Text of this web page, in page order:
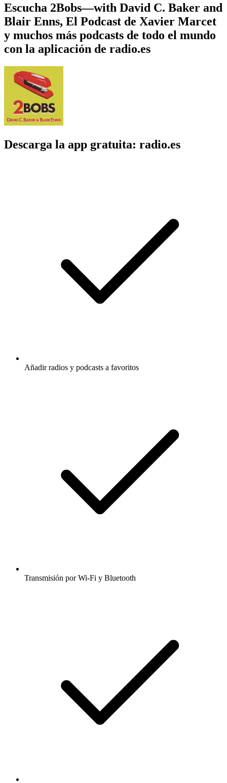
Escucha 2Bobs—with David C. Baker and
Blair Enns, El Podcast de Xavier Marcet
y muchos más podcasts de todo el mundo
con la aplicación de radio.es
Descarga la app gratuita: radio.es
Añadir radios y podcasts a favoritos
Transmisión por Wi-Fi y Bluetooth